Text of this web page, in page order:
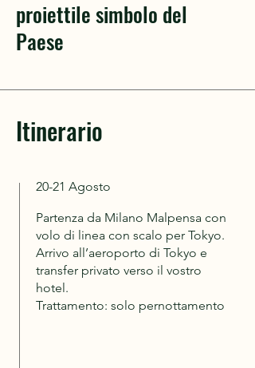
proiettile simbolo del
Paese
Itinerario
20-21 Agosto
Partenza da Milano Malpensa con
volo di linea con scalo per Tokyo.
Arrivo all’aeroporto di Tokyo e
transfer privato verso il vostro
hotel.
Trattamento: solo pernottamento